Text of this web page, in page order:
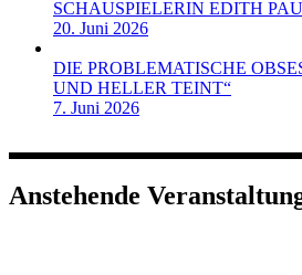
SCHAUSPIELERIN EDITH
20. Juni 2026
DIE PROBLEMATISCHE
UND HELLER TEINT“
7. Juni 2026
Anstehende